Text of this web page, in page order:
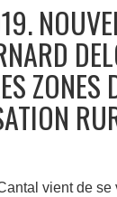
ZONES
vient de se